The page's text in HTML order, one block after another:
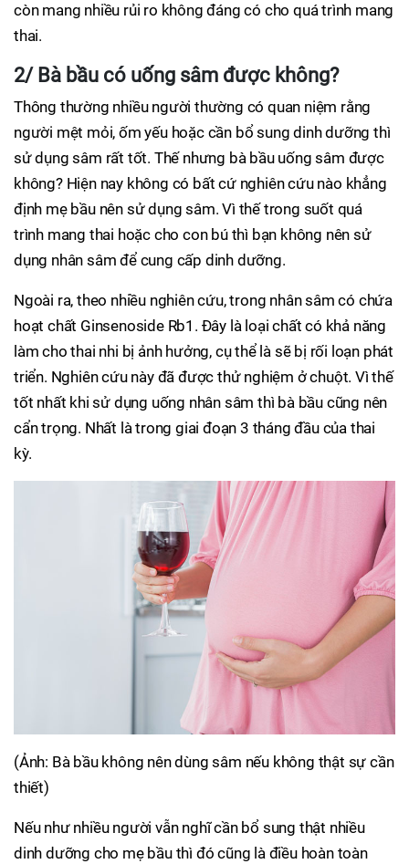
còn mang nhiều rủi ro không đáng có cho quá trình mang
thai.
2/ Bà bầu có uống sâm được không?
Thông thường nhiều người thường có quan niệm rằng
người mệt mỏi, ốm yếu hoặc cần bổ sung dinh dưỡng thì
sử dụng sâm rất tốt. Thế nhưng bà bầu uống sâm được
không? Hiện nay không có bất cứ nghiên cứu nào khẳng
định mẹ bầu nên sử dụng sâm. Vì thế trong suốt quá
trình mang thai hoặc cho con bú thì bạn không nên sử
dụng nhân sâm để cung cấp dinh dưỡng.
Ngoài ra, theo nhiều nghiên cứu, trong nhân sâm có chứa
hoạt chất Ginsenoside Rb1. Đây là loại chất có khả năng
làm cho thai nhi bị ảnh hưởng, cụ thể là sẽ bị rối loạn phát
triển. Nghiên cứu này đã được thử nghiệm ở chuột. Vì thế
tốt nhất khi sử dụng uống nhân sâm thì bà bầu cũng nên
cẩn trọng. Nhất là trong giai đoạn 3 tháng đầu của thai
kỳ.
(Ảnh: Bà bầu không nên dùng sâm nếu không thật sự cần
thiết)
Nếu như nhiều người vẫn nghĩ cần bổ sung thật nhiều
dinh dưỡng cho mẹ bầu thì đó cũng là điều hoàn toàn